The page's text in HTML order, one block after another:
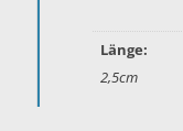
Länge:
2,5cm